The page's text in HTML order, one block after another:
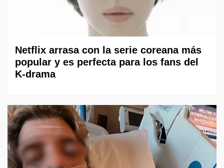
Netflix arrasa con la serie coreana más
popular y es perfecta para los fans del
K-drama